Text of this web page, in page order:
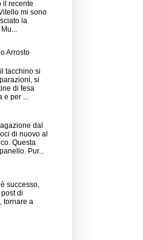
il recente
mi sono
la
Arrosto
tacchino si
si
di fesa
per ...
dal
di nuovo al
Questa
Pur...
successo,
di
tornare a